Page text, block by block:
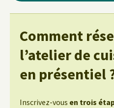
Comment
l’atelier de
en présentiel
Inscrivez-vous en trois